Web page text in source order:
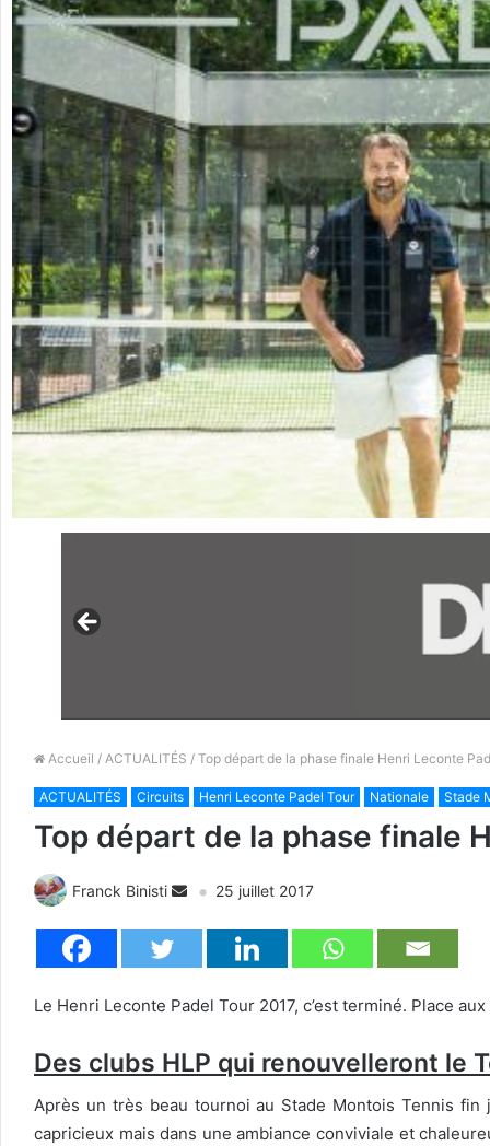
Accueil / ACTUALITÉS / Top départ de la phase finale Henri Leconte
ACTUALITÉS Circuits Henri Leconte Padel Tour Nationale Stade
Top départ de la phase finale
Franck Binisti 25 juillet 2017
Le Henri Leconte Padel Tour 2017, c’est terminé. Place
Des clubs HLP qui renouvelleront le
Après un très beau tournoi au Stade Montois Tennis
capricieux mais dans une ambiance conviviale et